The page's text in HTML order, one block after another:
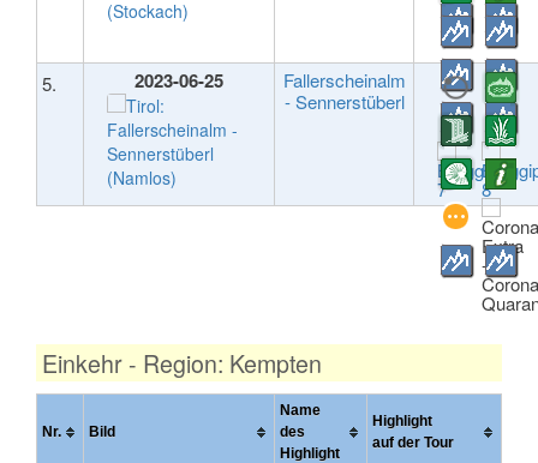
5. 2023-06-25
Fallerscheinalm
- Sennerstüberl
Einkehr - Region: Kempten
Nr. Bild
Name
des
Highlight
Highlight
auf der Tour